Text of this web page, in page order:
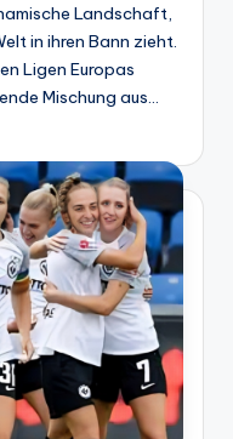
Landschaft,
in ihren Bann zieht.
Ligen Europas
Mischung aus…